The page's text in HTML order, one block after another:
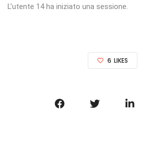
L’utente 14 ha iniziato una sessione.
6 LIKES